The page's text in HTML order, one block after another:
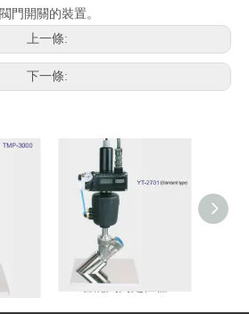
門開關的裝置。
上一條:
下一條:
智能閥門定位器